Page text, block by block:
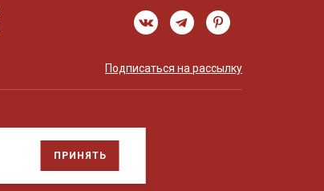
ПРИНЯТЬ
Подписаться на рассылку